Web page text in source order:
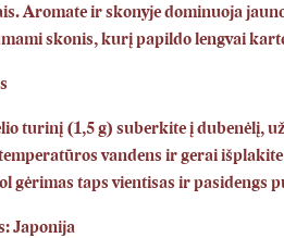
Aromate ir skonyje dominuoja
skonis, kurį papildo lengvai
turinį (1,5 g) suberkite į dubenėlį,
vandens ir gerai
gėrimas taps vientisas ir pasidengs
Japonija